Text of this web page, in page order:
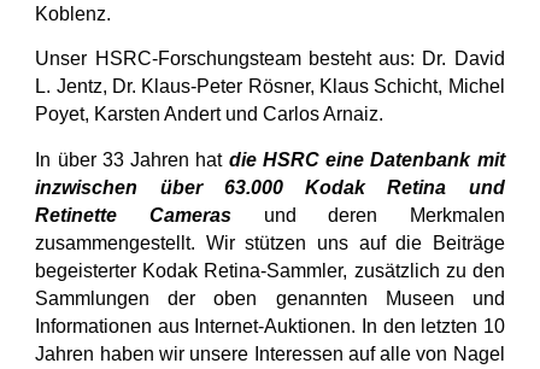
Koblenz.
Unser HSRC-Forschungsteam besteht aus: Dr. David
L. Jentz, Dr. Klaus-Peter Rösner, Klaus Schicht, Michel
Poyet, Karsten Andert und Carlos Arnaiz.
In über 33 Jahren hat die HSRC eine Datenbank mit
inzwischen über 63.000 Kodak Retina und
Retinette Camerasund deren Merkmalen
zusammengestellt. Wir stützen uns auf die Beiträge
begeisterter Kodak Retina-Sammler, zusätzlich zu den
Sammlungen der oben genannten Museen und
Informationen aus Internet-Auktionen. In den letzten 10
Jahren haben wir unsere Interessen auf alle von Nagel